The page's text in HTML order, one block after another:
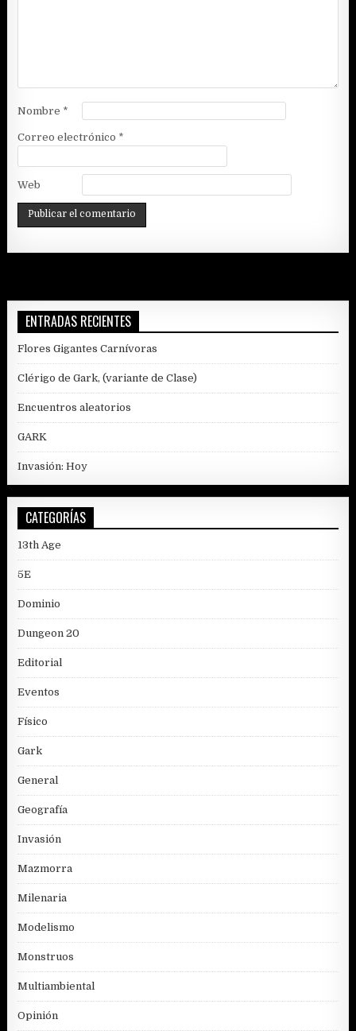
Nombre *
Correo electrónico *
Web
ENTRADAS RECIENTES
Flores Gigantes Carnívoras
Clérigo de Gark, (variante de Clase)
Encuentros aleatorios
GARK
Invasión: Hoy
CATEGORÍAS
13th Age
5E
Dominio
Dungeon 20
Editorial
Eventos
Físico
Gark
General
Geografía
Invasión
Mazmorra
Milenaria
Modelismo
Monstruos
Multiambiental
Opinión